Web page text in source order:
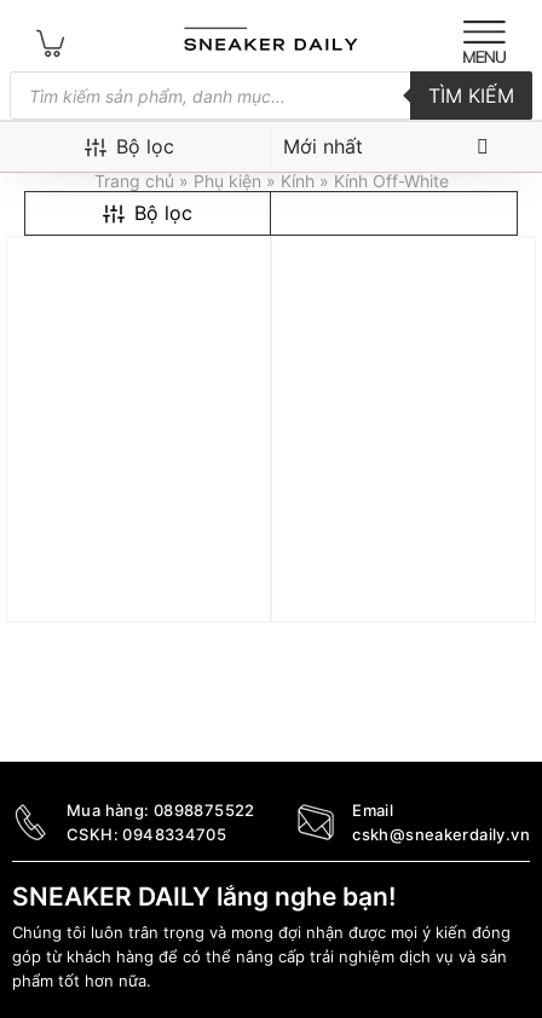
Tìm
kiếm
sản
TÌM KIẾM
Kính Off-White
Trang chủ » Phụ kiện » Kính » Kính Off-White
Bộ lọc
Bộ lọc
Mua hàng: 0898875522
CSKH:0948334705
Email
cskh@sneakerdaily.vn
SNEAKER DAILY lắng nghe bạn!
Chúng tôi luôn trân trọng và mong đợi nhận được mọi ý kiến đóng
góp từ khách hàng để có thể nâng cấp trải nghiệm dịch vụ và sản
phẩm tốt hơn nữa.